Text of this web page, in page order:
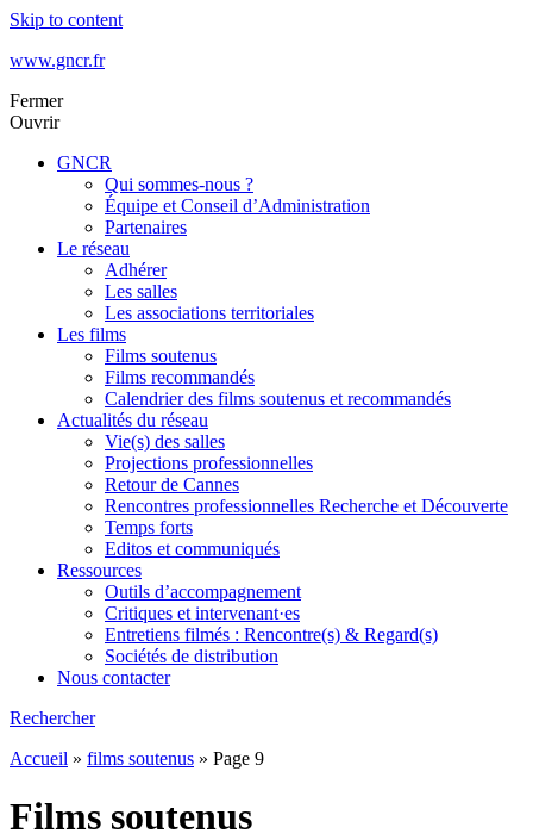
Skip to content
www.gncr.fr
Fermer
Ouvrir
GNCR
Qui sommes-nous ?
Équipe et Conseil d’Administration
Partenaires
Le réseau
Adhérer
Les salles
Les associations territoriales
Les films
Films soutenus
Films recommandés
Calendrier des films soutenus et recommandés
Actualités du réseau
Vie(s) des salles
Projections professionnelles
Retour de Cannes
Rencontres professionnelles Recherche et Découverte
Temps forts
Editos et communiqués
Ressources
Outils d’accompagnement
Critiques et intervenant·es
Entretiens filmés : Rencontre(s) & Regard(s)
Sociétés de distribution
Nous contacter
Rechercher
Accueil » films soutenus » Page 9
Films soutenus